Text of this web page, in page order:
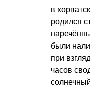
в
родился
были
при
часов